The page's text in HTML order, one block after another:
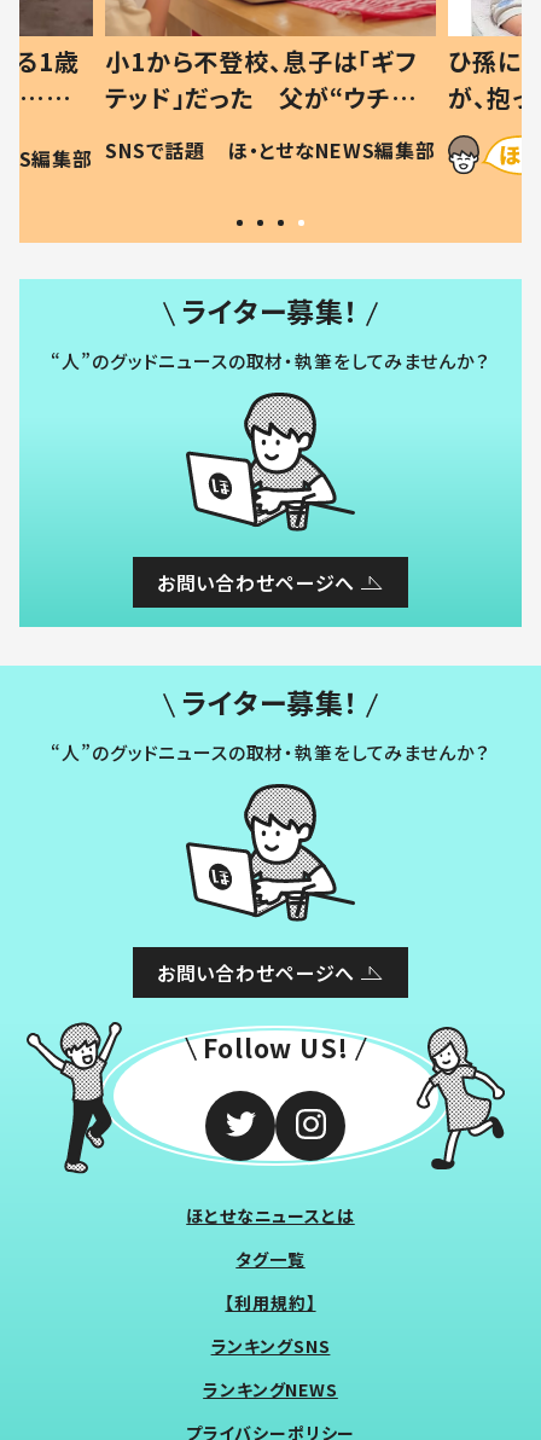
る1歳
…母
現行
編集部
小1から不登校、息子は「ギフ
テッド」だった 父が“ウチ給
食”を作り続ける理由とは #令
和の親 #令和の子
SNSで話題 ほ・とせなNEWS編集部
ひ孫に
が、抱
に「涙
方ない」
ライター募集！
“人”のグッドニュースの取材・執筆をしてみませんか？
お問い合わせページへ
ライター募集！
“人”のグッドニュースの取材・執筆をしてみませんか？
お問い合わせページへ
Follow US!
ほとせなニュースとは
タグ一覧
【利用規約】
ランキングSNS
ランキングNEWS
プライバシーポリシー